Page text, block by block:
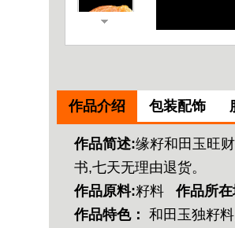
作品介绍 包装配饰
作品简述:缘籽和田玉旺
书,七天无理由退货。
作品原料:籽料 作品所在
作品特色： 和田玉独籽